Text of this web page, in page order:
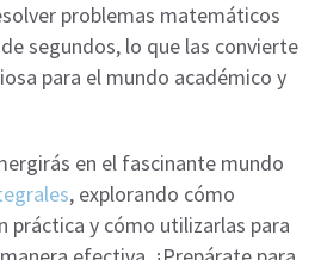
problemas matemáticos
segundos, lo que las convierte
para el mundo académico y
en el fascinante mundo
, explorando cómo
práctica y cómo utilizarlas para